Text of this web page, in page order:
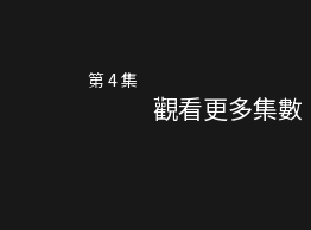
第 4 集
觀看更多集數